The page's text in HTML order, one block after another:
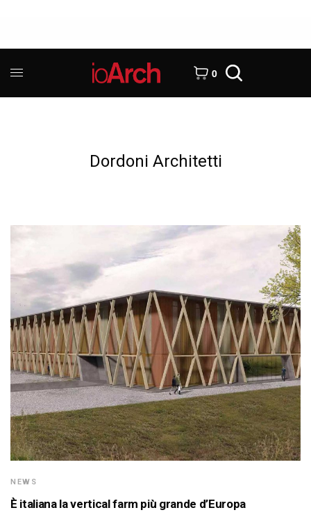
0
Dordoni Architetti
NEWS
È italiana la vertical farm più grande d’Europa